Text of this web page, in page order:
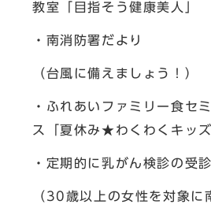
教室「目指そう健康美人」
・南消防署だより
（台風に備えましょう！）
・ふれあいファミリー食セ
ス「夏休み★わくわくキッズ
・定期的に乳がん検診の受診
（30歳以上の女性を対象に